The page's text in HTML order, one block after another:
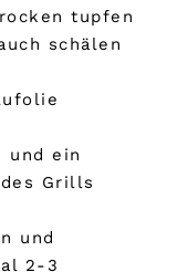
tupfen
schälen
und ein
Grills
und
2-3